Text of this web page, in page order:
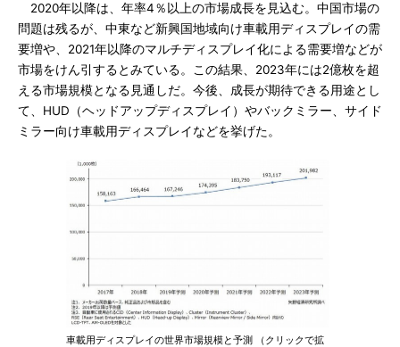
2020年以降は、年率4％以上の市場成長を見込む。中国市場の
問題は残るが、中東など新興国地域向け車載用ディスプレイの需
要増や、2021年以降のマルチディスプレイ化による需要増などが
市場をけん引するとみている。この結果、2023年には2億枚を超
える市場規模となる見通しだ。今後、成長が期待できる用途とし
て、HUD（ヘッドアップディスプレイ）やバックミラー、サイド
ミラー向け車載用ディスプレイなどを挙げた。
車載用ディスプレイの世界市場規模と予測 （クリックで拡